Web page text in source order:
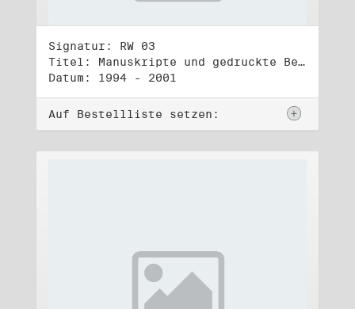
Signatur: RW 03
Titel: Manuskripte und gedruckte Belege (3)
Datum: 1994 - 2001
Auf Bestellliste setzen: